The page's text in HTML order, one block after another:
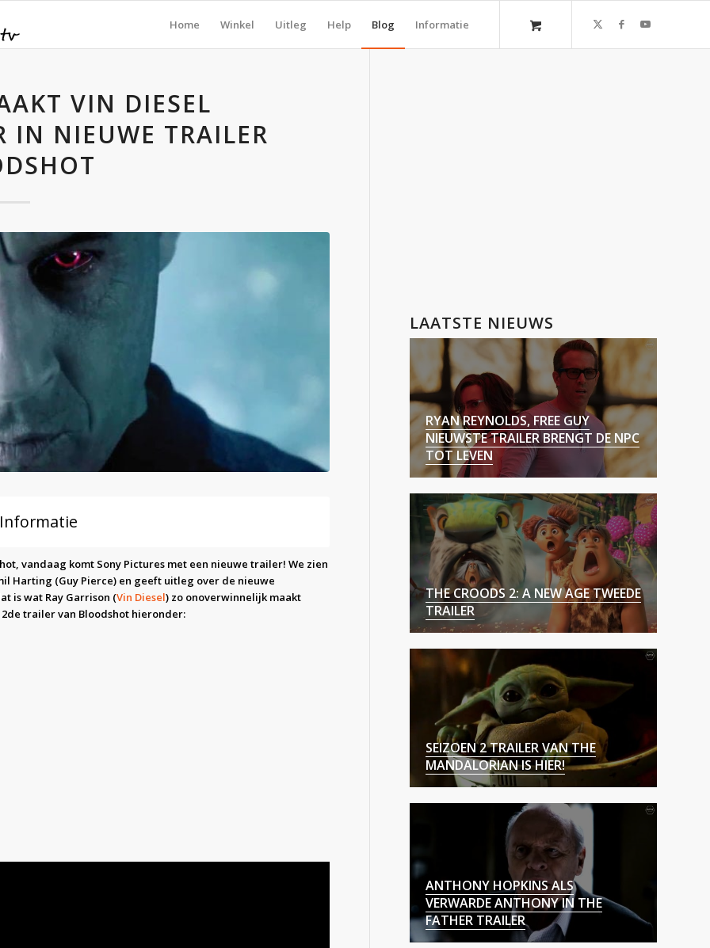
Home Winkel Uitleg Help Blog Informatie
VIN DIESEL
IN NIEUWE TRAILER
vandaag komt Sony Pictures met een nieuwe trailer! We zien
Harting (Guy Pierce) en geeft uitleg over de nieuwe
is wat Ray Garrison (Vin Diesel) zo onoverwinnelijk maakt
trailer van Bloodshot hieronder:
LAATSTE NIEUWS
RYAN REYNOLDS, FREE GUY
NIEUWSTE TRAILER BRENGT DE NPC
TOT LEVEN
THE CROODS 2: A NEW AGE TWEEDE
TRAILER
SEIZOEN 2 TRAILER VAN THE
MANDALORIAN IS HIER!
ANTHONY HOPKINS ALS
VERWARDE ANTHONY IN THE
FATHER TRAILER